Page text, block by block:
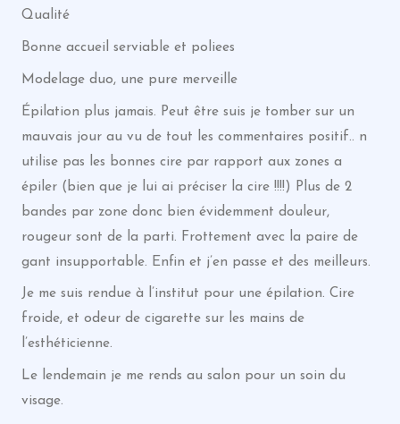
Qualité
Bonne accueil serviable et poliees
Modelage duo, une pure merveille
Épilation plus jamais. Peut être suis je tomber sur un
mauvais jour au vu de tout les commentaires positif.. n
utilise pas les bonnes cire par rapport aux zones a
épiler (bien que je lui ai préciser la cire !!!!) Plus de 2
bandes par zone donc bien évidemment douleur,
rougeur sont de la parti. Frottement avec la paire de
gant insupportable. Enfin et j’en passe et des meilleurs.
Je me suis rendue à l’institut pour une épilation. Cire
froide, et odeur de cigarette sur les mains de
l’esthéticienne.
Le lendemain je me rends au salon pour un soin du
visage.